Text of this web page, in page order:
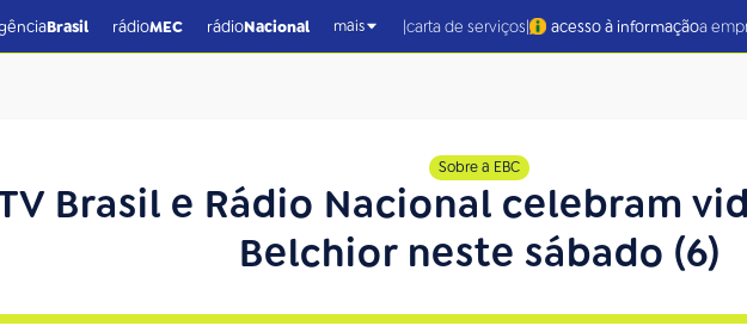
Brasil rádioMEC rádioNacional mais |carta de serviços| acesso à informaçãoa
Sobre a EBC
Brasil e Rádio Nacional celebram
Belchior neste sábado (6)